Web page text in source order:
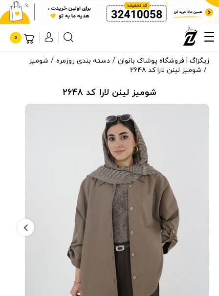
0
زیگزاگ | فروشگاه پوشاک بانوان دسته بندی روزمره
شومیز
شومیز لینن لارا کد 2648
شومیز لینن لارا کد 2648